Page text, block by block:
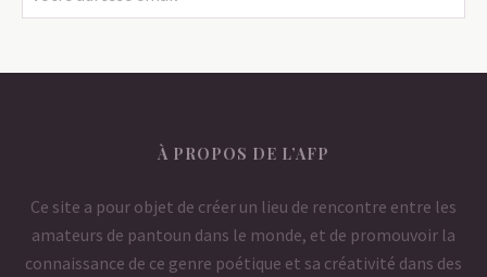
À PROPOS DE L’AFP
Ce site a pour objet de créer un lieu de rencontre entre les
amateurs de pantoun dans le monde, et de promouvoir la
connaissance de ce genre poétique et sa créativité dans des